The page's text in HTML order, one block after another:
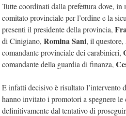
Tutte coordinati dalla prefettura dove, in
comitato provinciale per l’ordine e la
presenti il presidente della provincia,
di Cinigiano, Romina Sani, il questore,
comandante provinciale dei carabinieri,
comandante della guardia di finanza,
E infatti decisivo è risultato l’intervento
hanno invitato i promotori a spegnere le
definitivamente dal tentativo di